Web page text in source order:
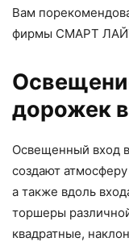
Вам
фирмы СМАРТ
дорожек
Освещенный вход
создают
а также вдоль
торшеры
квадратные,